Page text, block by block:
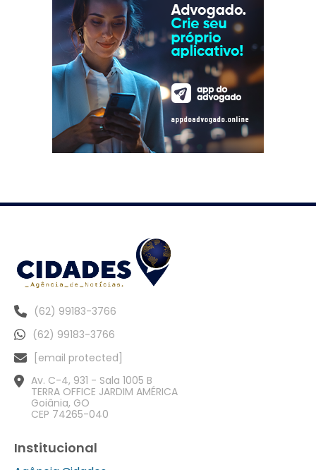
(62) 99183-3766
(62) 99183-3766
[email protected]
Av. C-4, 931 - Sala 1005 B
TERRA OFFICE JARDIM AMÉRICA
Goiânia, GO
CEP 74265-040
Institucional